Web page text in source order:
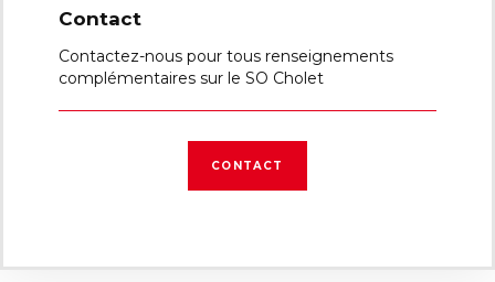
Contact
Contactez-nous pour tous renseignements
complémentaires sur le SO Cholet
CONTACT